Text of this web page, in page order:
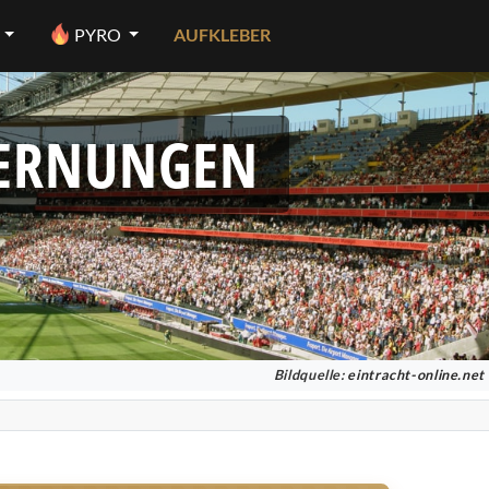
PYRO AUFKLEBER
Bildquelle: eintracht-online.net